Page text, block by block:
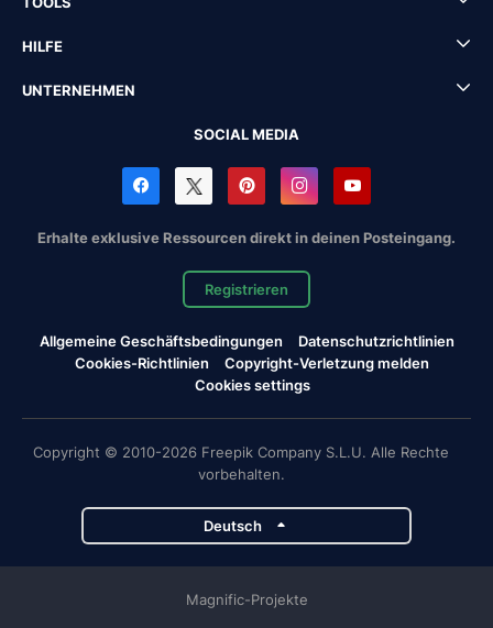
HILFE
UNTERNEHMEN
SOCIAL MEDIA
Erhalte exklusive Ressourcen direkt in deinen Posteingang.
Registrieren
Allgemeine Geschäftsbedingungen
Datenschutzrichtlinien
Cookies-Richtlinien
Copyright-Verletzung melden
Cookies settings
Copyright © 2010-2026 Freepik Company S.L.U. Alle Rechte
vorbehalten.
Deutsch
Magnific-Projekte